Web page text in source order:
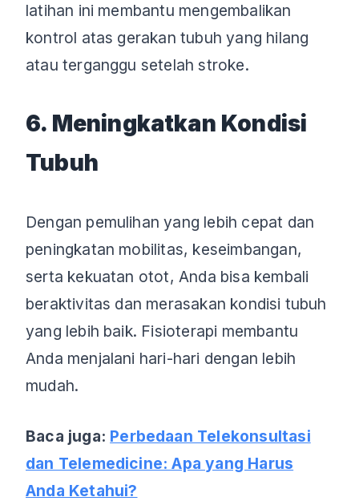
latihan ini membantu mengembalikan
kontrol atas gerakan tubuh yang hilang
atau terganggu setelah stroke.
6. Meningkatkan Kondisi
Tubuh
Dengan pemulihan yang lebih cepat dan
peningkatan mobilitas, keseimbangan,
serta kekuatan otot, Anda bisa kembali
beraktivitas dan merasakan kondisi tubuh
yang lebih baik. Fisioterapi membantu
Anda menjalani hari-hari dengan lebih
mudah.
Baca juga: Perbedaan Telekonsultasi
dan Telemedicine: Apa yang Harus
Anda Ketahui?